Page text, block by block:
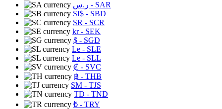
ر.س - SAR
SI$ - SBD
SR - SCR
kr- SEK
$ - SGD
Le - SLE
Le - SLL
₡ - SVC
฿ - THB
ЅМ - TJS
TD - TND
₺ - TRY